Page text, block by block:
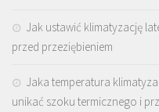
Jak ustawić klimatyzację
przed przeziębieniem
Jaka temperatura
unikać szoku termicznego i